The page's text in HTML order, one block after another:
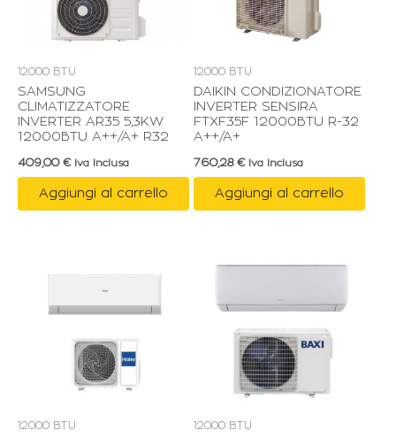
12000 BTU
SAMSUNG
CLIMATIZZATORE
INVERTER AR35 5,3KW
12000BTU A++/A+ R32
409,00 € Iva Inclusa
Aggiungi al carrello
12000 BTU
DAIKIN CONDIZIONATORE
INVERTER SENSIRA
FTXF35F 12000BTU R-32
A++/A+
760,28 € Iva Inclusa
Aggiungi al carrello
12000 BTU 12000 BTU